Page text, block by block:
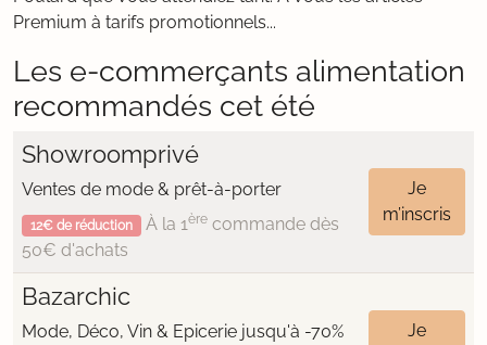
Premium à tarifs promotionnels...
Les e-commerçants alimentation
recommandés cet été
Showroomprivé
Ventes de mode & prêt-à-porter
12€ de réduction À la 1èrecommande dès
50€ d'achats
Je
m’inscris
Bazarchic
Mode, Déco, Vin & Epicerie jusqu'à -70%
Je